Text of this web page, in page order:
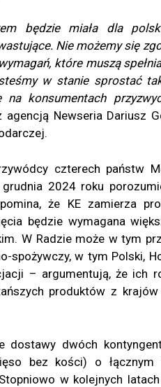
będzie miała dla
Nie możemysię
które muszą
w stanie sprostać
na konsumentach
Newseria Dariusz
czterech państw
2024 roku
że KE zamierza
będzie wymagana
W Radzie może w tym
spożywczy, w tym Polski,
– argumentują, że ich
produktów z
dostawy dwóch
bez kości) o
w kolejnych